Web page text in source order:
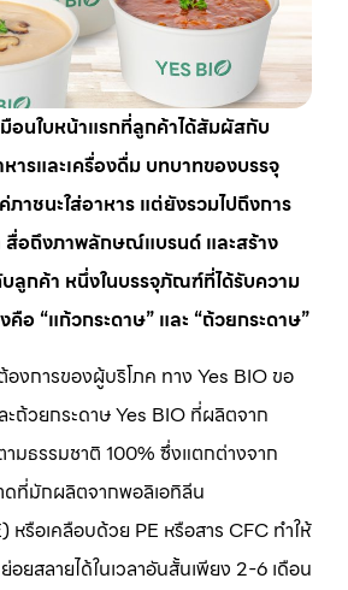
อนใบหน้าแรกที่ลูกค้าได้สัมผัสกับ
ารและเครื่องดื่ม บทบาทของบรรจุ
าชนะใส่อาหาร แต่ยังรวมไปถึงการ
อถึงภาพลักษณ์แบรนด์ และสร้าง
ลูกค้า หนึ่งในบรรจุภัณฑ์ที่ได้รับความ
อ “แก้วกระดาษ” และ “ถ้วยกระดาษ”
งการของผู้บริโภค ทาง Yes BIO ขอ
ะถ้วยกระดาษ Yes BIO ที่ผลิตจาก
มธรรมชาติ 100% ซึ่งแตกต่างจาก
ที่มักผลิตจากพอลิเอทิลีน
รือเคลือบด้วย PE หรือสาร CFC ทำให้
ยสลายได้ในเวลาอันสั้นเพียง 2-6 เดือน